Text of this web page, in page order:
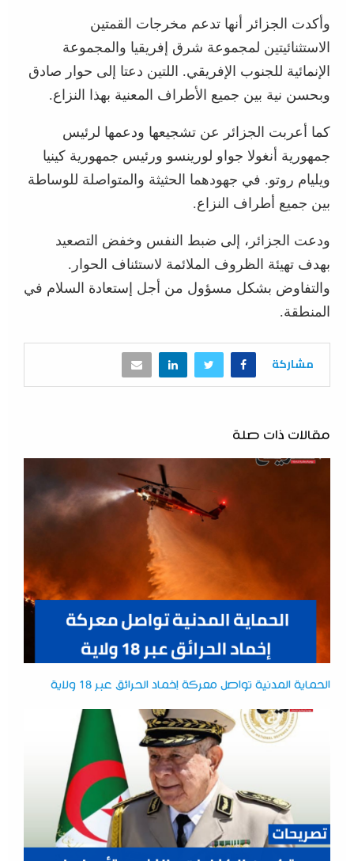
وأكدت الجزائر أنها تدعم مخرجات القمتين
الاستثنائيتين لمجموعة شرق إفريقيا والمجموعة
الإنمائية للجنوب الإفريقي. اللتين دعتا إلى حوار صادق
وبحسن نية بين جميع الأطراف المعنية بهذا النزاع.
كما أعربت الجزائر عن تشجيعها ودعمها لرئيس
جمهورية أنغولا جواو لورينسو ورئيس جمهورية كينيا
ويليام روتو. في جهودهما الحثيثة والمتواصلة للوساطة
بين جميع أطراف النزاع.
ودعت الجزائر، إلى ضبط النفس وخفض التصعيد
بهدف تهيئة الظروف الملائمة لاستئناف الحوار.
والتفاوض بشكل مسؤول من أجل إستعادة السلام في
المنطقة.
مشاركة
مقالات ذات صلة
الحماية المدنية تواصل معركة إخماد الحرائق عبر 18 ولاية